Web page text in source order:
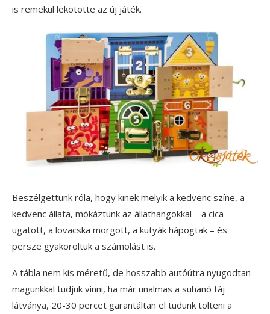
is remekül lekötötte az új játék.
Beszélgettünk róla, hogy kinek melyik a kedvenc színe, a
kedvenc állata, mókáztunk az állathangokkal – a cica
ugatott, a lovacska morgott, a kutyák hápogtak – és
persze gyakoroltuk a számolást is.
A tábla nem kis méretű, de hosszabb autóútra nyugodtan
magunkkal tudjuk vinni, ha már unalmas a suhanó táj
látványa, 20-30 percet garantáltan el tudunk tölteni a